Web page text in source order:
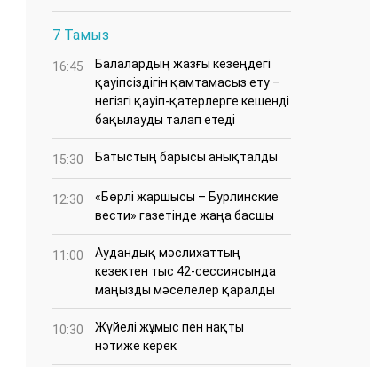
7 Тамыз
16:45
Балалардың жазғы кезеңдегі
қауіпсіздігін қамтамасыз ету –
негізгі қауіп-қатерлерге кешенді
бақылауды талап етеді
15:30 Батыстың барысы анықталды
12:30
«Бөрлі жаршысы – Бурлинские
вести» газетінде жаңа басшы
11:00
Аудандық мәслихаттың
кезектен тыс 42-сессиясында
маңызды мәселелер қаралды
10:30
Жүйелі жұмыс пен нақты
нәтиже керек